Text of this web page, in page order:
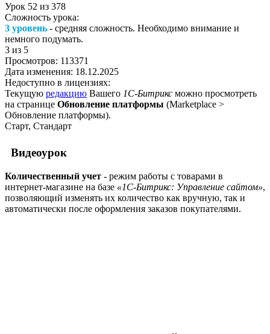
Урок 52 из 378
Сложность урока:
3 уровень - средняя сложность. Необходимо внимание и
немного подумать.
3 из 5
Просмотров: 113371
Дата изменения: 18.12.2025
Недоступно в лицензиях:
Текущую редакцию Вашего 1С-Битрикс можно просмотреть
на странице Обновление платформы (Marketplace >
Обновление платформы).
Старт, Стандарт
Видеоурок
Количественный учет - режим работы с товарами в
интернет-магазине на базе «1С-Битрикс: Управление сайтом»,
позволяющий изменять их количество как вручную, так и
автоматически после оформления заказов покупателями.